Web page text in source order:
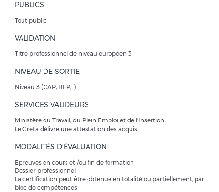
PUBLICS
Tout public
VALIDATION
Titre professionnel de niveau européen 3
NIVEAU DE SORTIE
Niveau 3 (CAP, BEP,...)
SERVICES VALIDEURS
Ministère du Travail, du Plein Emploi et de l'Insertion
Le Greta délivre une attestation des acquis
MODALITÉS D'ÉVALUATION
Epreuves en cours et /ou fin de formation
Dossier professionnel
La certification peut être obtenue en totalité ou partiellement, par
bloc de compétences